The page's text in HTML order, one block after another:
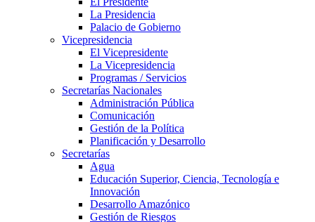
La Presidencia
Palacio de Gobierno
Vicepresidencia
El Vicepresidente
La Vicepresidencia
Programas / Servicios
Secretarías Nacionales
Administración Pública
Comunicación
Gestión de la Política
Planificación y Desarrollo
Secretarías
Agua
Educación Superior, Ciencia, Tecnología e
Innovación
Desarrollo Amazónico
Gestión de Riesgos